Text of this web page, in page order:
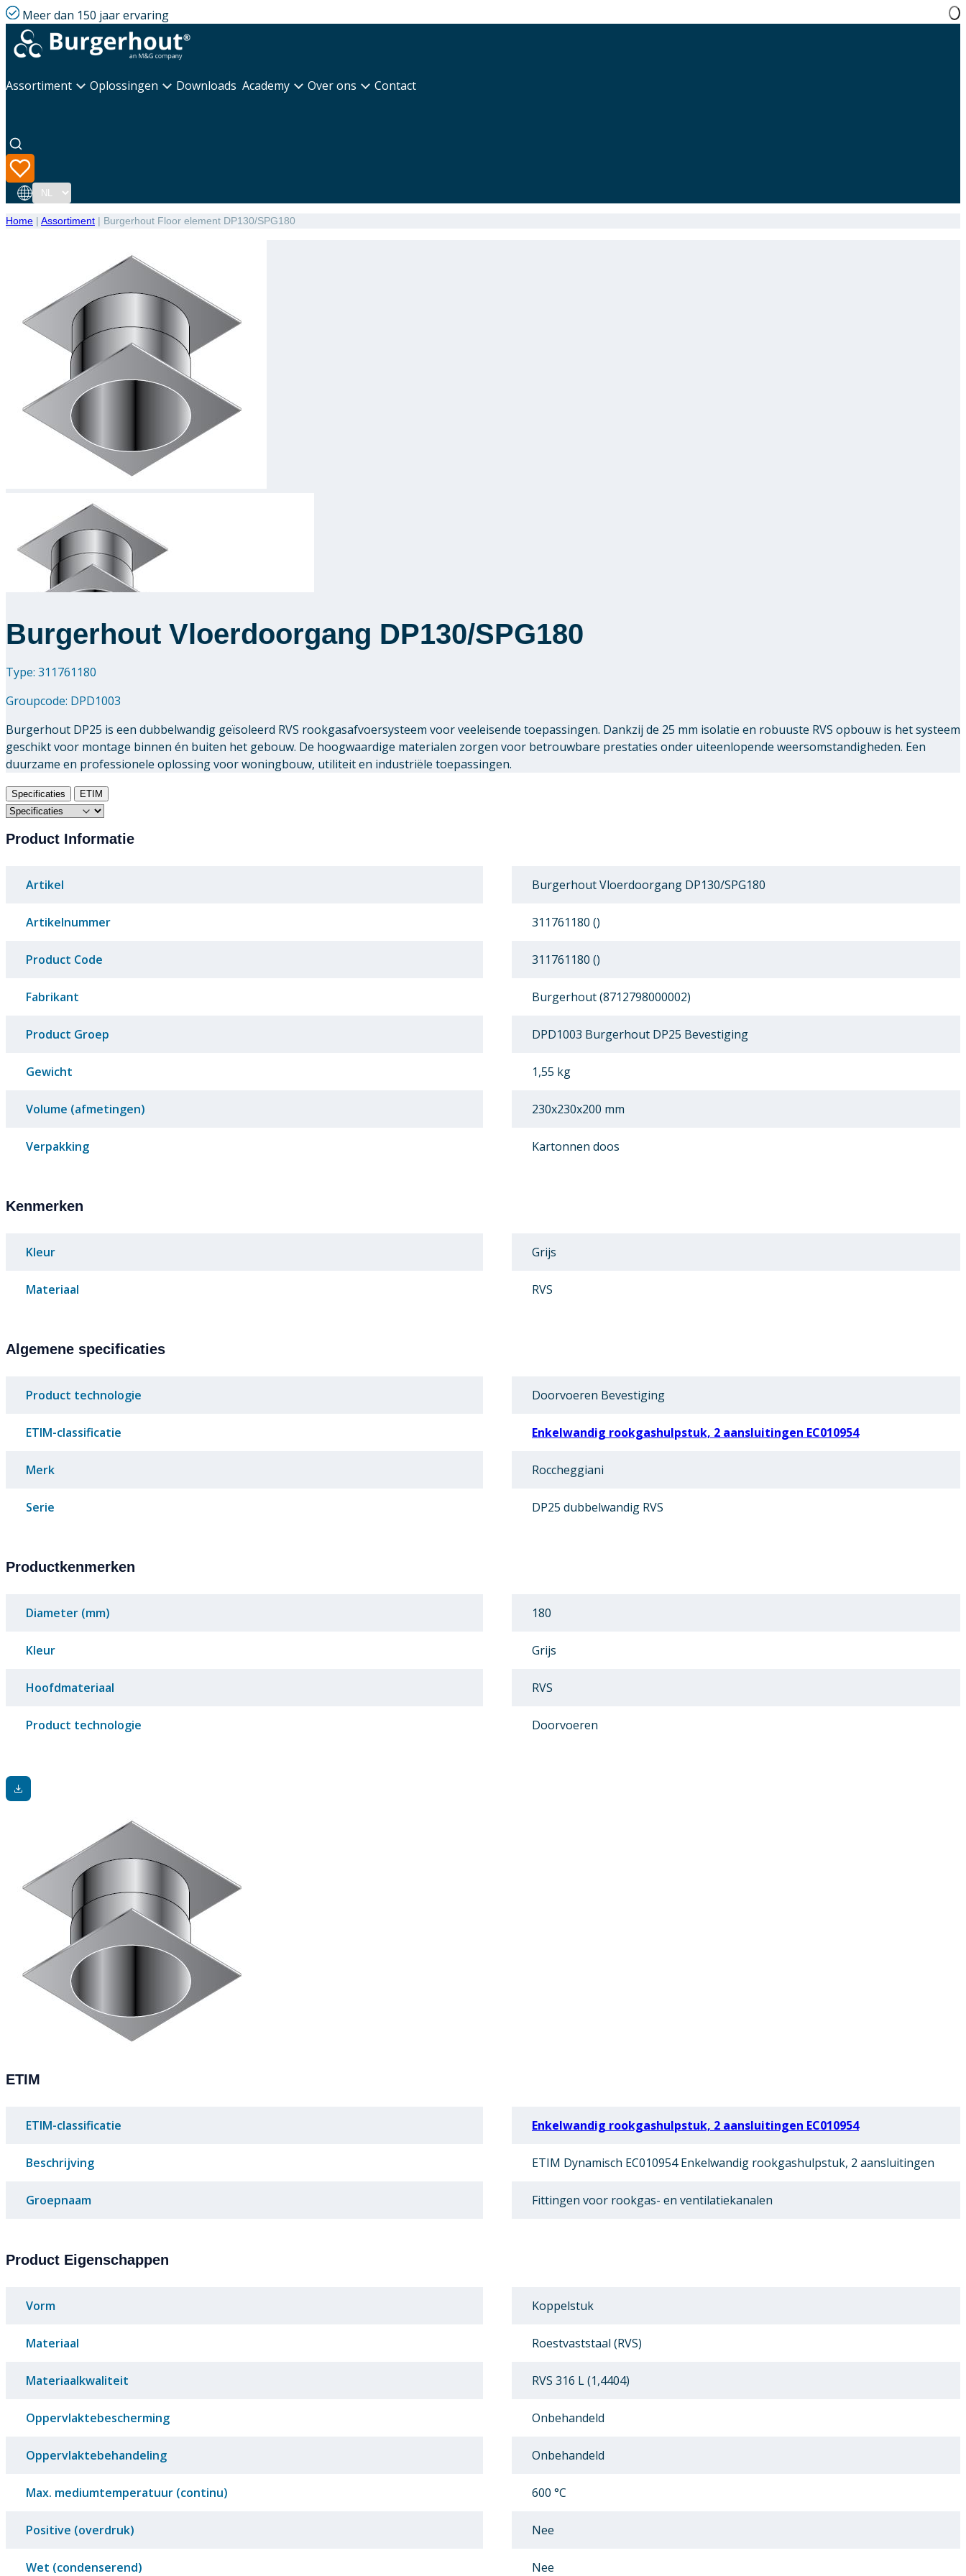
Meer dan 150 jaar ervaring
Assortiment Oplossingen Downloads Academy Over ons Contact
Taal
Home | Assortiment | Burgerhout Floor element DP130/SPG180
Burgerhout Vloerdoorgang DP130/SPG180
Type: 311761180
Groupcode: DPD1003
Burgerhout DP25 is een dubbelwandig geïsoleerd RVS rookgasafvoersysteem voor veeleisende toepassingen. Dankzij de 25 mm isolatie en robuuste RVS opbouw is het systeem
geschikt voor montage binnen én buiten het gebouw. De hoogwaardige materialen zorgen voor betrouwbare prestaties onder uiteenlopende weersomstandigheden. Een
duurzame en professionele oplossing voor woningbouw, utiliteit en industriële toepassingen.
Specificaties ETIM
Product Informatie
Artikel Burgerhout Vloerdoorgang DP130/SPG180
Artikelnummer 311761180 ()
Product Code 311761180 ()
Fabrikant Burgerhout (8712798000002)
Product Groep DPD1003 Burgerhout DP25 Bevestiging
Gewicht 1,55 kg
Volume (afmetingen) 230x230x200 mm
Verpakking Kartonnen doos
Kenmerken
Kleur Grijs
Materiaal RVS
Algemene specificaties
Product technologie Doorvoeren Bevestiging
ETIM-classificatie Enkelwandig rookgashulpstuk, 2 aansluitingen EC010954
Merk Roccheggiani
Serie DP25 dubbelwandig RVS
Productkenmerken
Diameter (mm) 180
Kleur Grijs
Hoofdmateriaal RVS
Product technologie Doorvoeren
ETIM
ETIM-classificatie Enkelwandig rookgashulpstuk, 2 aansluitingen EC010954
Beschrijving ETIM Dynamisch EC010954 Enkelwandig rookgashulpstuk, 2 aansluitingen
Groepnaam Fittingen voor rookgas- en ventilatiekanalen
Product Eigenschappen
Vorm Koppelstuk
Materiaal Roestvaststaal (RVS)
Materiaalkwaliteit RVS 316 L (1,4404)
Oppervlaktebescherming Onbehandeld
Oppervlaktebehandeling Onbehandeld
Max. mediumtemperatuur (continu) 600 °C
Positive (overdruk) Nee
Wet (condenserend) Nee